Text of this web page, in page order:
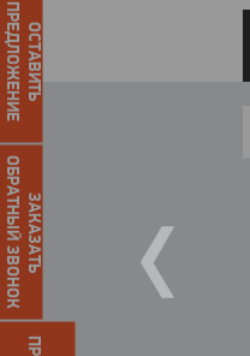
ОСТАВИТЬ
ПРЕДЛОЖЕНИЕ
ЗАКАЗАТЬ
ОБРАТНЫЙ ЗВОНОК